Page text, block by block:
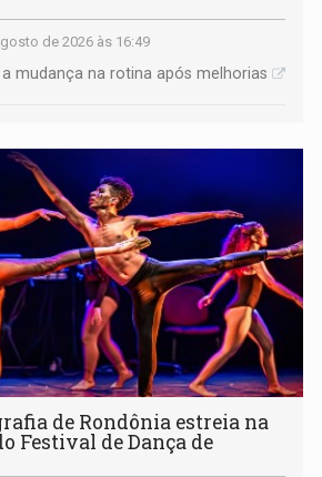
de 2026 às 16:49
mudança na rotina após melhorias
de Rondônia estreia na
Festival de Dança de